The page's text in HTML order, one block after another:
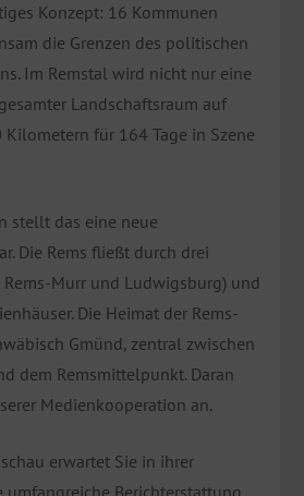
Konzept: 16 Kommunen
die Grenzen des politischen
Im Remstal wird nicht nur eine
Landschaftsraum auf
für 164 Tage in Szene
stellt das eine neue
Die Rems fließt durch drei
Rems-Murr und Ludwigsburg) und
Die Heimat der Rems-
Gmünd, zentral zwischen
dem Remsmittelpunkt. Daran
Medienkooperation an.
erwartet Sie in ihrer